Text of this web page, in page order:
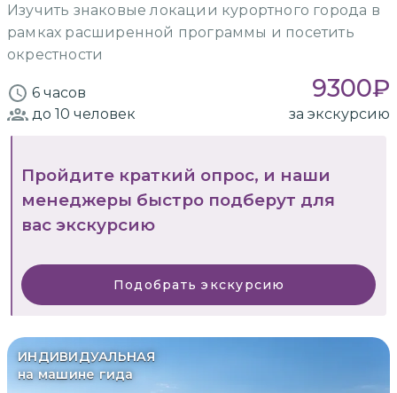
Изучить знаковые локации курортного города в
рамках расширенной программы и посетить
окрестности
6 часов 9300₽
до 10 человек за экскурсию
Пройдите краткий опрос, и наши
менеджеры быстро подберут для
вас экскурсию
Подобрать экскурсию
ИНДИВИДУАЛЬНАЯ
на машине гида